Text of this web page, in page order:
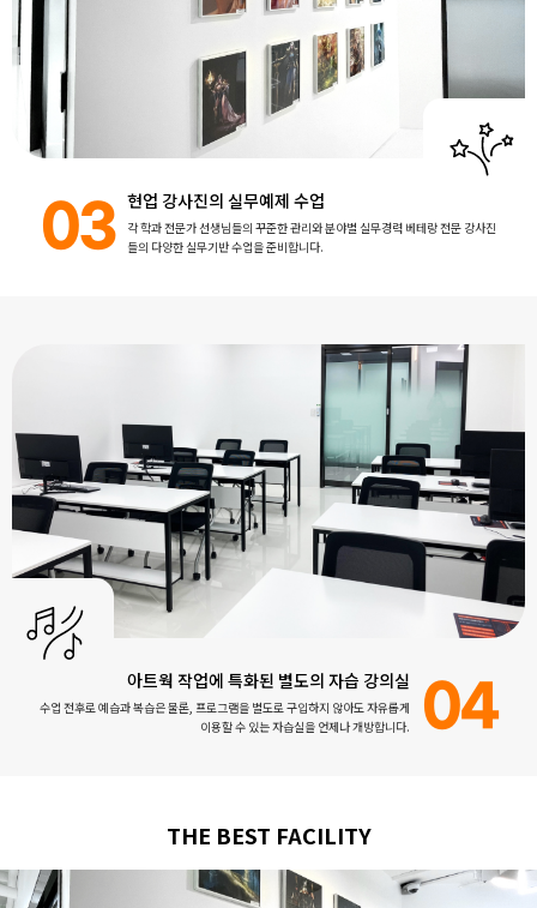
03 현업 강사진의 실무예제 수업
각 학과 전문가 선생님들의 꾸준한 관리와 분야별 실무경력 베테랑 전문 강사진
들의 다양한 실무기반 수업을 준비합니다.
04
아트웍 작업에 특화된 별도의 자습 강의실
수업 전후로 예습과 복습은 물론, 프로그램을 별도로 구입하지 않아도 자유롭게
이용할 수 있는 자습실을 언제나 개방합니다.
THE BEST FACILITY